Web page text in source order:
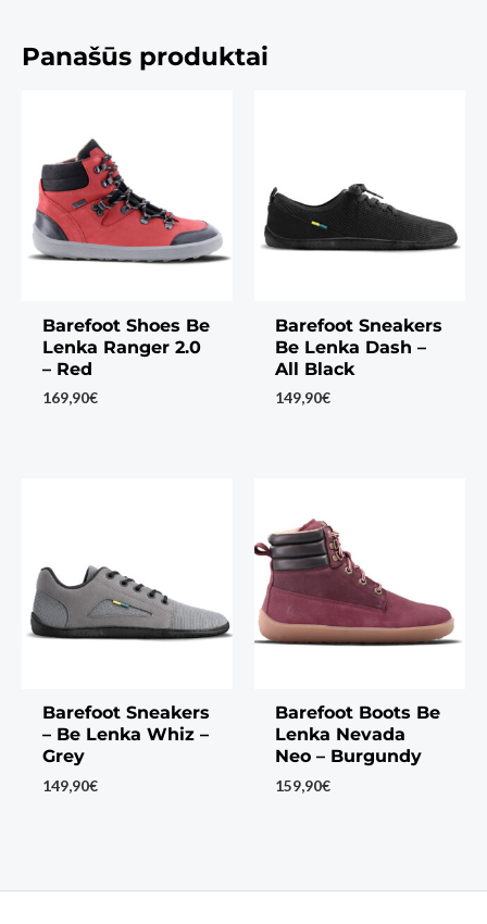
Panašūs produktai
Barefoot Shoes Be
Lenka Ranger 2.0
– Red
169,90€
Barefoot Sneakers
Be Lenka Dash –
All Black
149,90€
Barefoot Sneakers
– Be Lenka Whiz –
Grey
149,90€
Barefoot Boots Be
Lenka Nevada
Neo – Burgundy
159,90€